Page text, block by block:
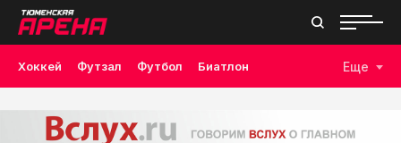
Хоккей Футзал Футбол Биатлон Еще